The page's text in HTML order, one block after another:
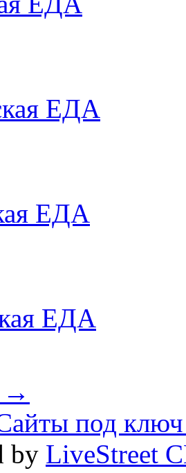
ЕДА
ЕДА
ЕДА
→
под ключ
by LiveStreet